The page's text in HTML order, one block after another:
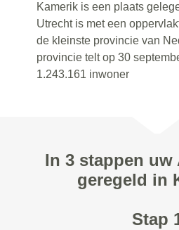
Kamerik is een plaats
Utrecht is met een
de kleinste provincie van
provincie telt op 30
1.243.161 inwoner
In 3 stappen
geregeld in
Stap